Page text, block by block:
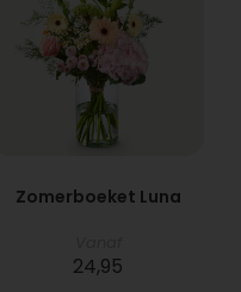
Zomerboeket Luna
24,95